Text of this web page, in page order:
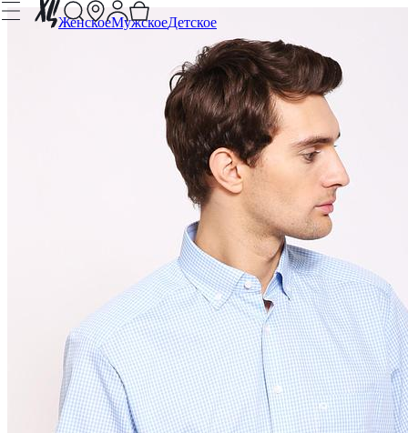
ЖенскоеМужскоеДетское